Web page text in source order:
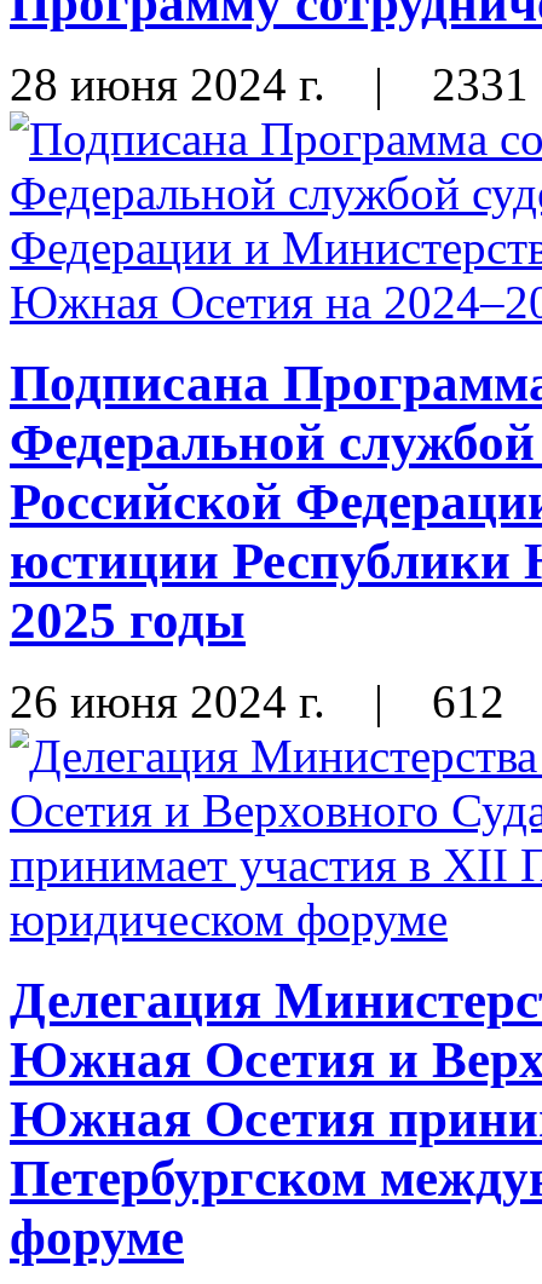
28 июня 2024 г. | 2331
Подписана
Федеральной
Российской
юстиции
2025 годы
26 июня 2024 г. | 612
Делегация
Южная Осетия и
Южная Осетия
Петербургском
форуме